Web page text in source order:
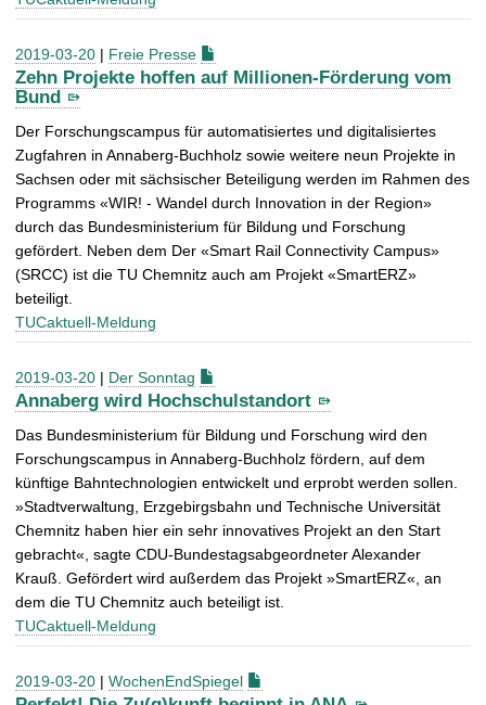
2019-03-20 | Freie Presse
Zehn Projekte hoffen auf Millionen-Förderung vom
Bund
Der Forschungscampus für automatisiertes und digitalisiertes
Zugfahren in Annaberg-Buchholz sowie weitere neun Projekte in
Sachsen oder mit sächsischer Beteiligung werden im Rahmen des
Programms «WIR! - Wandel durch Innovation in der Region»
durch das Bundesministerium für Bildung und Forschung
gefördert. Neben dem Der «Smart Rail Connectivity Campus»
(SRCC) ist die TU Chemnitz auch am Projekt «SmartERZ»
beteiligt.
TUCaktuell-Meldung
2019-03-20 | Der Sonntag
Annaberg wird Hochschulstandort
Das Bundesministerium für Bildung und Forschung wird den
Forschungscampus in Annaberg-Buchholz fördern, auf dem
künftige Bahntechnologien entwickelt und erprobt werden sollen.
»Stadtverwaltung, Erzgebirgsbahn und Technische Universität
Chemnitz haben hier ein sehr innovatives Projekt an den Start
gebracht«, sagte CDU-Bundestagsabgeordneter Alexander
Krauß. Gefördert wird außerdem das Projekt »SmartERZ«, an
dem die TU Chemnitz auch beteiligt ist.
TUCaktuell-Meldung
2019-03-20 | WochenEndSpiegel